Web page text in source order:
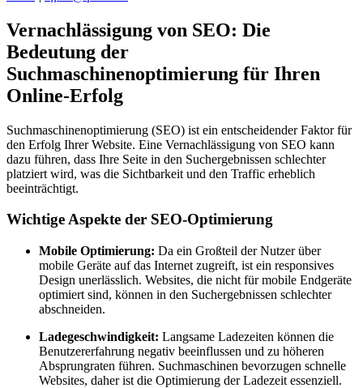
Vernachlässigung von SEO: Die
Bedeutung der
Suchmaschinenoptimierung für Ihren
Online-Erfolg
Suchmaschinenoptimierung (SEO) ist ein entscheidender Faktor für
den Erfolg Ihrer Website. Eine Vernachlässigung von SEO kann
dazu führen, dass Ihre Seite in den Suchergebnissen schlechter
platziert wird, was die Sichtbarkeit und den Traffic erheblich
beeinträchtigt.
Wichtige Aspekte der SEO-Optimierung
Mobile Optimierung: Da ein Großteil der Nutzer über
mobile Geräte auf das Internet zugreift, ist ein responsives
Design unerlässlich. Websites, die nicht für mobile Endgeräte
optimiert sind, können in den Suchergebnissen schlechter
abschneiden.
Ladegeschwindigkeit: Langsame Ladezeiten können die
Benutzererfahrung negativ beeinflussen und zu höheren
Absprungraten führen. Suchmaschinen bevorzugen schnelle
Websites, daher ist die Optimierung der Ladezeit essenziell.